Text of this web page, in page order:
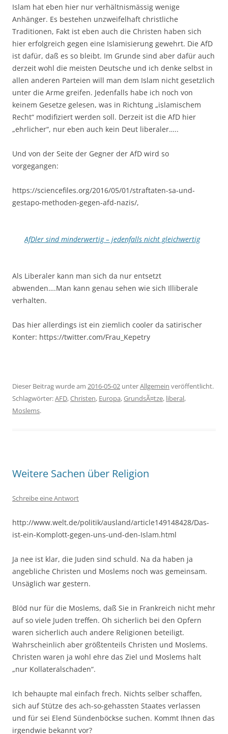
Islam hat eben hier nur verhältnismässig wenige
Anhänger. Es bestehen unzweifelhaft christliche
Traditionen, Fakt ist eben auch die Christen haben sich
hier erfolgreich gegen eine Islamisierung gewehrt. Die AfD
ist dafür, daß es so bleibt. Im Grunde sind aber dafür auch
derzeit wohl die meisten Deutsche und ich denke selbst in
allen anderen Parteien will man dem Islam nicht gesetzlich
unter die Arme greifen. Jedenfalls habe ich noch von
keinem Gesetze gelesen, was in Richtung „islamischem
Recht“ modifiziert werden soll. Derzeit ist die AfD hier
„ehrlicher“, nur eben auch kein Deut liberaler…..
Und von der Seite der Gegner der AfD wird so
vorgegangen:
https://sciencefiles.org/2016/05/01/straftaten-sa-und-
gestapo-methoden-gegen-afd-nazis/,
AfDler sind minderwertig – jedenfalls nicht gleichwertig
Als Liberaler kann man sich da nur entsetzt
abwenden….Man kann genau sehen wie sich Illiberale
verhalten.
Das hier allerdings ist ein ziemlich cooler da satirischer
Konter: https://twitter.com/Frau_Kepetry
Dieser Beitrag wurde am 2016-05-02 unterAllgemein veröffentlicht.
Schlagwörter:AFD,Christen, Europa,GrundsÃ¤tze, liberal,
Moslems.
Weitere Sachen über Religion
Schreibe eine Antwort
http://www.welt.de/politik/ausland/article149148428/Das-
ist-ein-Komplott-gegen-uns-und-den-Islam.html
Ja nee ist klar, die Juden sind schuld. Na da haben ja
angebliche Christen und Moslems noch was gemeinsam.
Unsäglich war gestern.
Blöd nur für die Moslems, daß Sie in Frankreich nicht mehr
auf so viele Juden treffen. Oh sicherlich bei den Opfern
waren sicherlich auch andere Religionen beteiligt.
Wahrscheinlich aber größtenteils Christen und Moslems.
Christen waren ja wohl ehre das Ziel und Moslems halt
„nur Kollateralschaden“.
Ich behaupte mal einfach frech. Nichts selber schaffen,
sich auf Stütze des ach-so-gehassten Staates verlassen
und für sei Elend Sündenböckse suchen. Kommt Ihnen das
irgendwie bekannt vor?